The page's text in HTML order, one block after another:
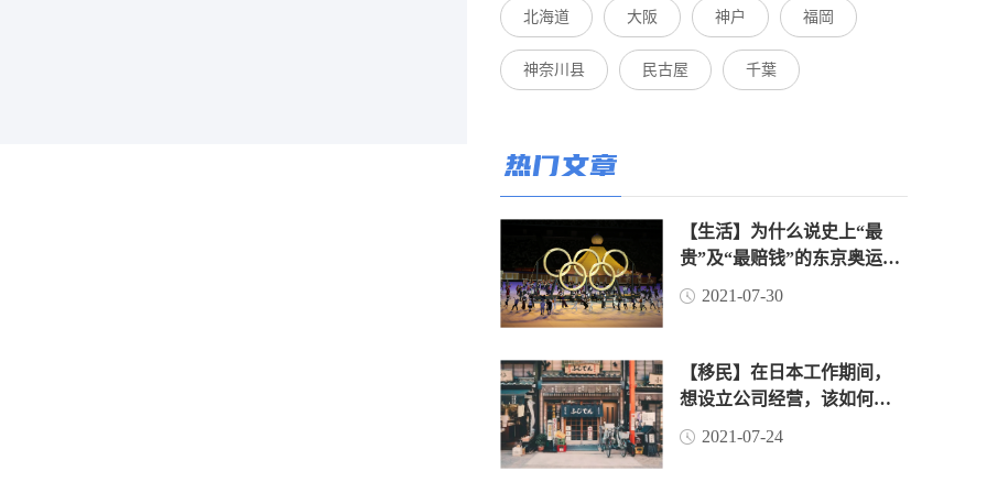
北海道 大阪 神户 福岡
神奈川县 民古屋 千葉
热门文章
【生活】为什么说史上“最
贵”及“最赔钱”的东京奥运
会，是赔了“面子”赚了“里
2021-07-30
【移民】在日本工作期间，
想设立公司经营，该如何操
作？
2021-07-24